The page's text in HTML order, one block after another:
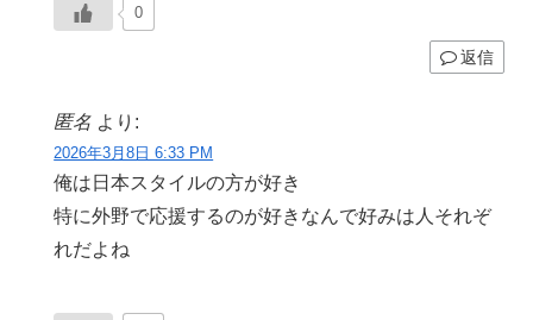
0
返信
匿名 より:
2026年3月8日 6:33 PM
俺は日本スタイルの方が好き
特に外野で応援するのが好きなんで好みは人それぞ
れだよね